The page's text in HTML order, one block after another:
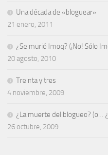
Una década de «bloguear»
21 enero, 2011
¿Se murió Imoq? (¡No! Sólo
20 agosto, 2010
Treinta y tres
4 noviembre, 2009
¿La muerte del blogueo? (o…
26 octubre, 2009